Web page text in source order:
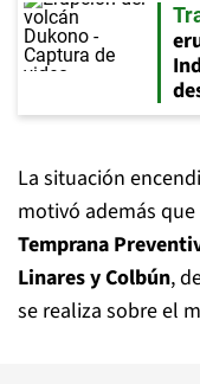
La situación
motivó además que
Temprana
Linares y Colbún,
se realiza sobre el